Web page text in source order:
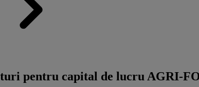
pentru capital de lucru AGRI-